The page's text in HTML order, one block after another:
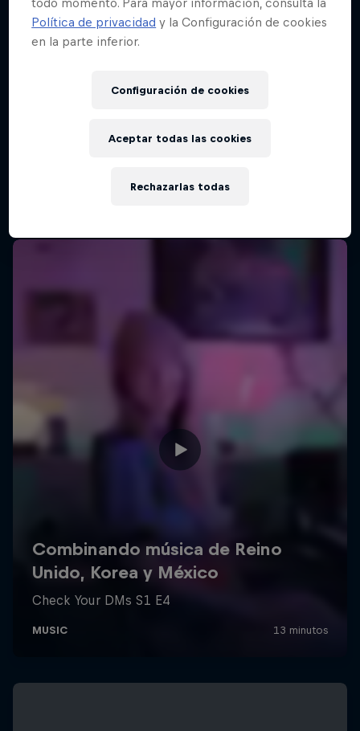
todo momento. Para mayor información, consulta la
Política de privacidad y la Configuración de cookies
en la parte inferior.
Configuración de cookies
Rechazarlas todas
Aceptar todas las cookies